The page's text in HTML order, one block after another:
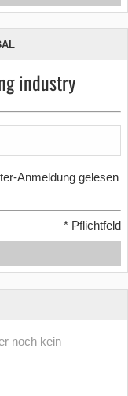
industry
Anmeldung gelesen
* Pflichtfeld
noch kein